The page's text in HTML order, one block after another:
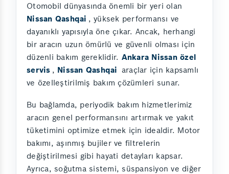
Otomobil dünyasında önemli bir yeri olan
Nissan Qashqai , yüksek performansı ve
dayanıklı yapısıyla öne çıkar. Ancak, herhangi
bir aracın uzun ömürlü ve güvenli olması için
düzenli bakım gereklidir. Ankara Nissan özel
servis , Nissan Qashqai araçlar için kapsamlı
ve özelleştirilmiş bakım çözümleri sunar.
Bu bağlamda, periyodik bakım hizmetlerimiz
aracın genel performansını artırmak ve yakıt
tüketimini optimize etmek için idealdir. Motor
bakımı, aşınmış bujiler ve filtrelerin
değiştirilmesi gibi hayati detayları kapsar.
Ayrıca, soğutma sistemi, süspansiyon ve diğer